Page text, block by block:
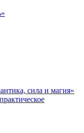
сила и магия»